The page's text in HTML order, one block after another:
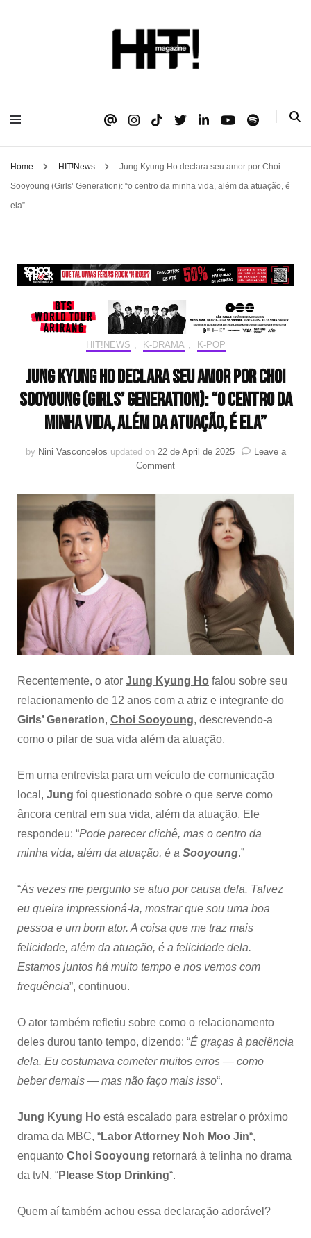
HIT!Magazine
Home HIT!News
Jung Kyung Ho declara seu amor por Choi
Sooyoung (Girls’ Generation): “o centro da minha vida, além da atuação, é
ela”
HIT!NEWS K-DRAMA K-POP
Jung Kyung Ho declara seu amor por Choi
Sooyoung (Girls’ Generation): “o centro da
minha vida, além da atuação, é ela”
by Nini Vasconcelos updated on 22 de April de 2025
Leave a
Commenton
Kyung
declara
Choi
Sooyoung
(Girls’
Generation):
centro
vida,
além
atuação,
é
Recentemente, o ator Jung Kyung Ho falou sobre seu
relacionamento de 12 anos com a atriz e integrante do
Girls’ Generation, Choi Sooyoung, descrevendo-a
como o pilar de sua vida além da atuação.
Em uma entrevista para um veículo de comunicação
local, Jung foi questionado sobre o que serve como
âncora central em sua vida, além da atuação. Ele
respondeu: “Pode parecer clichê, mas o centro da
minha vida, além da atuação, é a Sooyoung.”
“Às vezes me pergunto se atuo por causa dela. Talvez
eu queira impressioná-la, mostrar que sou uma boa
pessoa e um bom ator. A coisa que me traz mais
felicidade, além da atuação, é a felicidade dela.
Estamos juntos há muito tempo e nos vemos com
frequência”, continuou.
O ator também refletiu sobre como o relacionamento
deles durou tanto tempo, dizendo: “É graças à paciência
dela. Eu costumava cometer muitos erros — como
beber demais — mas não faço mais isso“.
Jung Kyung Ho está escalado para estrelar o próximo
drama da MBC, “Labor Attorney Noh Moo Jin“,
enquanto Choi Sooyoung retornará à telinha no drama
da tvN, “Please Stop Drinking“.
Quem aí também achou essa declaração adorável?